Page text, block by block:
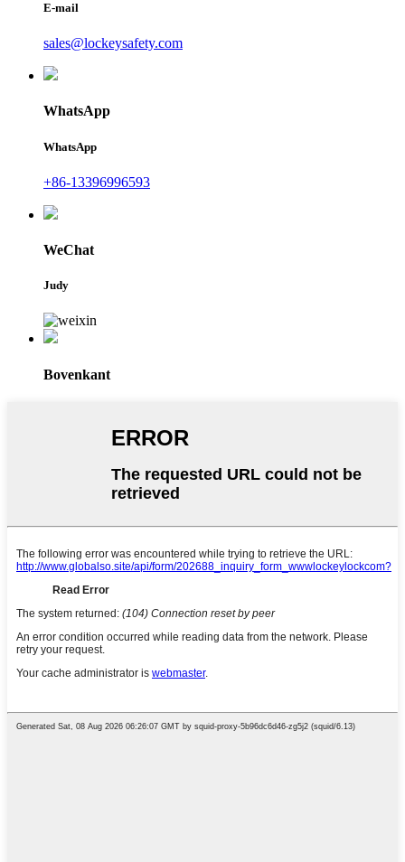
E-mail
sales@lockeysafety.com
WhatsApp
WhatsApp
+86-13396996593
WeChat
Judy
Bovenkant